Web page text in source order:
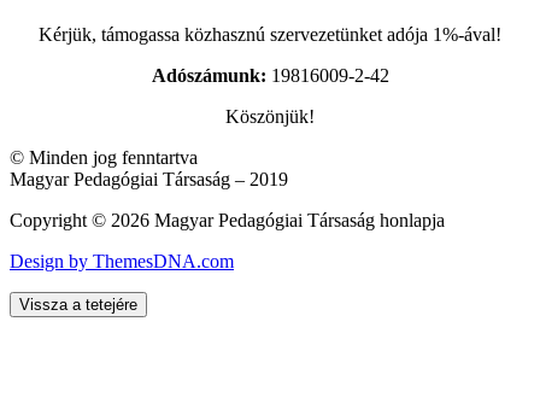
Kérjük, támogassa közhasznú szervezetünket adója 1%-ával!
Adószámunk: 19816009-2-42
Köszönjük!
© Minden jog fenntartva
Magyar Pedagógiai Társaság – 2019
Copyright © 2026 Magyar Pedagógiai Társaság honlapja
Design by ThemesDNA.com
Vissza a tetejére